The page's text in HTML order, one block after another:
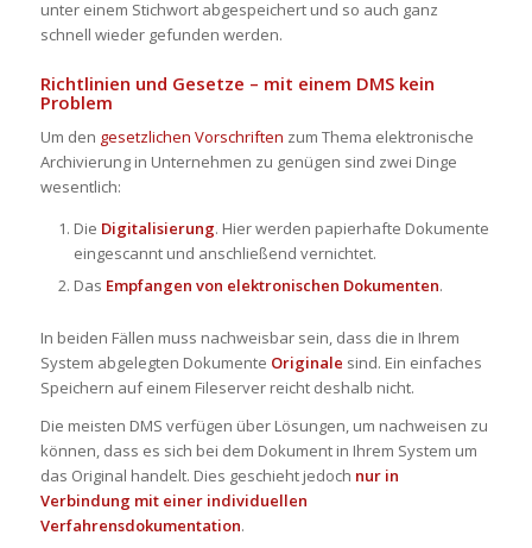
unter einem Stichwort abgespeichert und so auch ganz
schnell wieder gefunden werden.
Richtlinien und Gesetze – mit einem DMS kein
Problem
Um den gesetzlichen Vorschriften zum Thema elektronische
Archivierung in Unternehmen zu genügen sind zwei Dinge
wesentlich:
Die Digitalisierung. Hier werden papierhafte Dokumente
eingescannt und anschließend vernichtet.
Das Empfangen von elektronischen Dokumenten.
In beiden Fällen muss nachweisbar sein, dass die in Ihrem
System abgelegten Dokumente Originale sind. Ein einfaches
Speichern auf einem Fileserver reicht deshalb nicht.
Die meisten DMS verfügen über Lösungen, um nachweisen zu
können, dass es sich bei dem Dokument in Ihrem System um
das Original handelt. Dies geschieht jedoch nur in
Verbindung mit einer individuellen
Verfahrensdokumentation.